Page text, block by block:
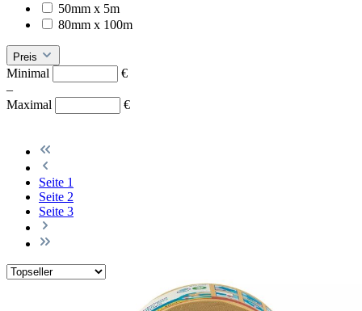
50mm x 5m
80mm x 100m
Preis
Minimal
€
–
Maximal
€
Seite 1
Seite 2
Seite 3